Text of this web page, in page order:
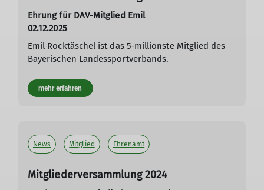
Ehrung für DAV-Mitglied Emil
02.12.2025
Emil Rocktäschel ist das 5‑millionste Mitglied des
Bayerischen Landessportverbands.
mehr erfahren
News Mitglied Ehrenamt
Mitgliederversammlung 2024